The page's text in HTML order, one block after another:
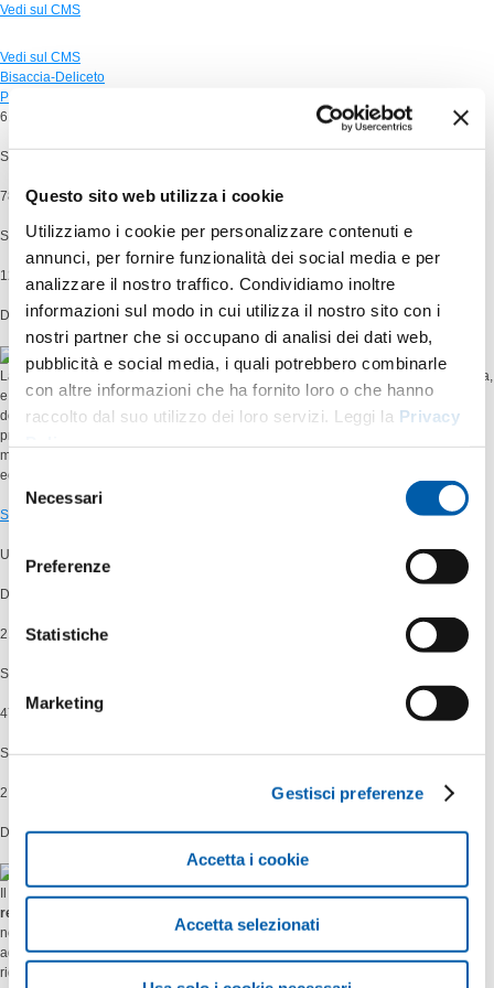
Questo sito web utilizza i cookie
Utilizziamo i cookie per personalizzare contenuti e
annunci, per fornire funzionalità dei social media e per
analizzare il nostro traffico. Condividiamo inoltre
informazioni sul modo in cui utilizza il nostro sito con i
nostri partner che si occupano di analisi dei dati web,
pubblicità e social media, i quali potrebbero combinarle
con altre informazioni che ha fornito loro o che hanno
raccolto dal suo utilizzo dei loro servizi. Leggi la Privacy
Selezione
delNecessari
Preferenze
Statistiche
Marketing
Gestisci preferenze
Accetta i cookie
Accetta selezionati
Vedi sul CMS
Vedi sul CMS
Bisaccia-Deliceto
Paternò-Priolo
6.850
Sorvoli
78
Specie
12
Durata (mesi)
La nuova linea a 380 kV tra le stazioni elettriche di Deliceto, in provincia di Foggia,
e Bisaccia (Avellino) consentirà di rafforzare il collegamento energetico tra la
dorsale adriatica e quella tirrenica, per un trasferimento in sicurezza dell’energia
prodotta in Puglia verso la Campania. In particolare, sarà garantita una sempre
maggiore
eolici, con una riduzione degli attuali limiti di produzione.
Scarica i dati
UCCELLI OSSERVATI
Di seguito una rappresentazione delle specie osservate
2.618
Sorvoli
47
Specie
2
Durata (mesi)
Il nuovo elettrodotto a 380 kV per ilpotenziamentoe larazionalizzazione della
rete orientale siciliana
nelle zone ad elevato carico di Catania e Siracusa. In particolare, è previsto un
adeguamento alla capacità produttiva dell’area di Priolo Gargallo, con una
riduzione dei costi dell’energia.